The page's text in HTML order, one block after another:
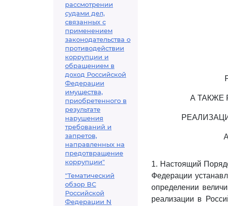
рассмотрении
судами дел,
связанных с
применением
законодательства о
противодействии
коррупции и
обращением в
доход Российской
Федерации
имущества,
приобретенного в
результате
нарушения
требований и
запретов,
направленных на
предотвращение
коррупции"
"Тематический
обзор ВС
Российской
Федерации N
А ТАКЖЕ
1. Настоящий
Федерации
определении
реализации в